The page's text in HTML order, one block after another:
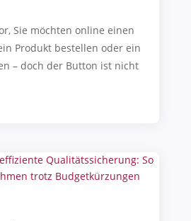
Sie möchten online einen
Produkt bestellen oder ein
– doch der Button ist nicht